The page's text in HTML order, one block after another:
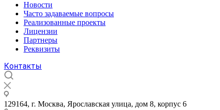
Новости
Часто задаваемые вопросы
Реализованные проекты
Лицензии
Партнеры
Реквизиты
Контакты
129164, г. Москва, Ярославская улица, дом 8, корпус 6